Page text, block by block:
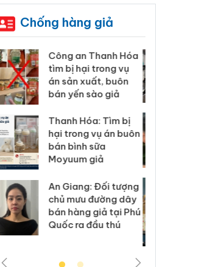
Chống hàng giả
Lào Cai xử lý 83 vụ vi
phạm thương mại
trong tháng 7
Hưng Yên: Xử lý 6 hộ
kinh doanh bán hàng
giả mạo nhãn hiệu
Adidas, Nike
Cà Mau: Tiêu hủy
công khai hàng ngàn
sản phẩm nhập lậu,
bảo vệ môi trường